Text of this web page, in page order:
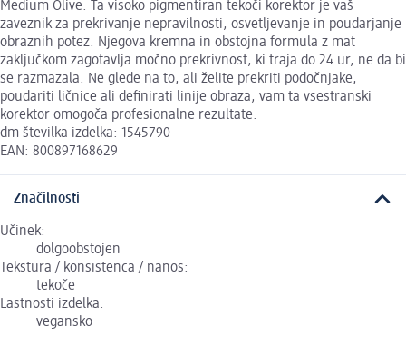
Medium Olive. Ta visoko pigmentiran tekoči korektor je vaš
zaveznik za prekrivanje nepravilnosti, osvetljevanje in poudarjanje
obraznih potez. Njegova kremna in obstojna formula z mat
zaključkom zagotavlja močno prekrivnost, ki traja do 24 ur, ne da bi
se razmazala. Ne glede na to, ali želite prekriti podočnjake,
poudariti ličnice ali definirati linije obraza, vam ta vsestranski
korektor omogoča profesionalne rezultate.
dm številka izdelka: 1545790
EAN: 800897168629
Značilnosti
Učinek:
dolgoobstojen
Tekstura / konsistenca / nanos:
tekoče
Lastnosti izdelka:
vegansko